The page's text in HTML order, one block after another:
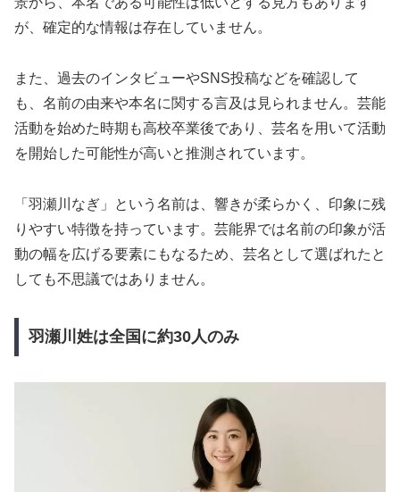
が、確定的な情報は存在していません。
また、過去のインタビューやSNS投稿などを確認して
も、名前の由来や本名に関する言及は見られません。芸能
活動を始めた時期も高校卒業後であり、芸名を用いて活動
を開始した可能性が高いと推測されています。
「羽瀬川なぎ」という名前は、響きが柔らかく、印象に残
りやすい特徴を持っています。芸能界では名前の印象が活
動の幅を広げる要素にもなるため、芸名として選ばれたと
しても不思議ではありません。
羽瀬川姓は全国に約30人のみ